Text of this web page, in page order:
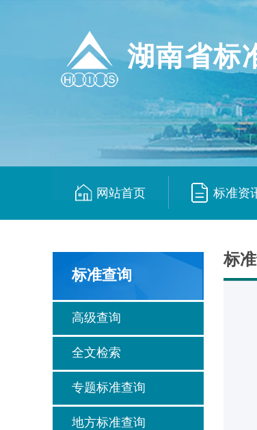
湖南省标
网站首页 标准资
标准查询
高级查询
全文检索
专题标准查询
地方标准查询
标